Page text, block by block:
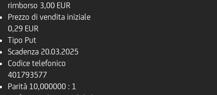
rimborso 3,00 EUR
Prezzo di vendita iniziale
0,29 EUR
Tipo Put
Scadenza 20.03.2025
Codice telefonico
401793577
Parità 10,000000 : 1